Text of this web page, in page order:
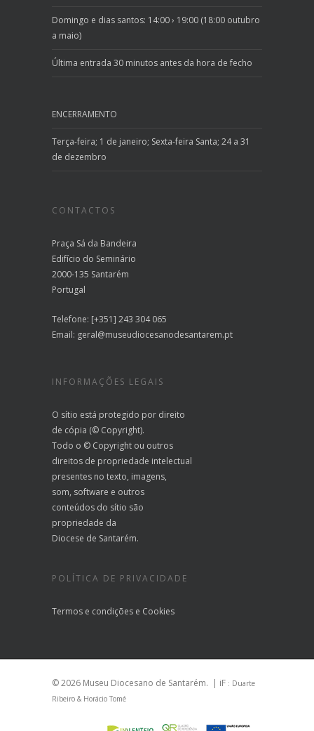
Domingo e dias santos: 14:00 › 19:00 (18:00 outubro
a maio)
Última entrada 30 minutos antes da hora de fecho
ENCERRAMENTO
Terça-feira; 1 de janeiro; Sexta-feira Santa; 24 a 31
de dezembro
CONTACTOS
Praça Sá da Bandeira
Edifício do Seminário
2000-135 Santarém
Portugal
Telefone: [+351] 243 304 065
Email: geral@museudiocesanodesantarem.pt
INFORMAÇÕES LEGAIS
O sítio está protegido por direito
de cópia (© Copyright).
Todo o © Copyright ou outros
direitos de propriedade intelectual
presentes no texto, imagens,
som, software e outros
conteúdos do sítio são
propriedade da
Diocese de Santarém.
POLÍTICA DE PRIVACIDADE
Termos e condições e Cookies
© 2026 Museu Diocesano de Santarém. | iF : Duarte
Ribeiro & Horácio Tomé